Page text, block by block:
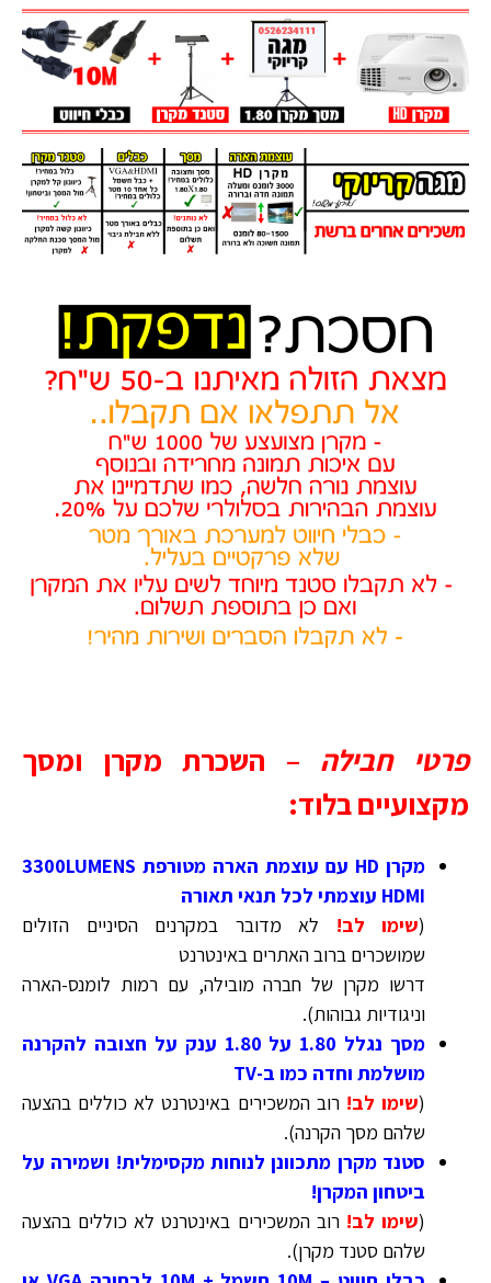
פרטי חבילה – השכרת מקרן ומסך
מקצועיים בלוד:
מקרן HD עם עוצמת הארה מטורפת 3300LUMENS
HDMI עוצמתי לכל תנאי תאורה
(שימו לב!
לא מדובר במקרנים הסיניים הזולים
שמושכרים ברוב האתרים באינטרנט
דרשו מקרן של חברה מובילה, עם רמות לומנס-הארה
וניגודיות גבוהות).
מסך נגלל 1.80 על 1.80 ענק על חצובה להקרנה
מושלמת וחדה כמו ב-TV
(שימו לב! רוב המשכירים באינטרנט לא כוללים בהצעה
שלהם מסך הקרנה)
.
סטנד מקרן מתכוונן לנוחות מקסימלית! ושמירה על
ביטחון המקרן!
(שימו לב! רוב המשכירים באינטרנט לא כוללים בהצעה
שלהם סטנד מקרן)
.